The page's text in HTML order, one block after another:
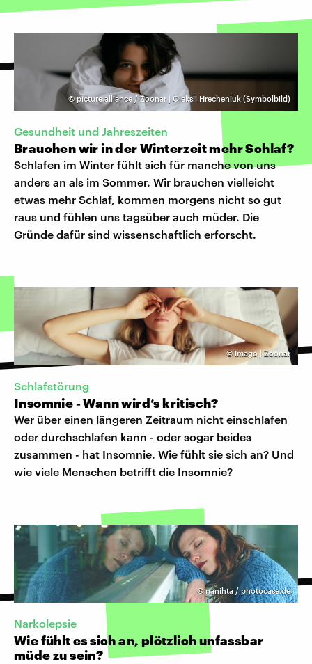
© picture alliance / Zoonar | Oleksii Hrecheniuk (Symbolbild)
Gesundheit und Jahreszeiten
Brauchen wir in der Winterzeit mehr Schlaf?
Schlafen im Winter fühlt sich für manche von uns
anders an als im Sommer. Wir brauchen vielleicht
etwas mehr Schlaf, kommen morgens nicht so gut
raus und fühlen uns tagsüber auch müder. Die
Gründe dafür sind wissenschaftlich erforscht.
©Imago | Zoonar
Schlafstörung
Insomnie - Wann wird’s kritisch?
Wer über einen längeren Zeitraum nicht einschlafen
oder durchschlafen kann - oder sogar beides
zusammen - hat Insomnie. Wie fühlt sie sich an? Und
wie viele Menschen betrifft die Insomnie?
©nanihta / photocase.de
Narkolepsie
Wie fühlt es sich an, plötzlich unfassbar
müde zu sein?